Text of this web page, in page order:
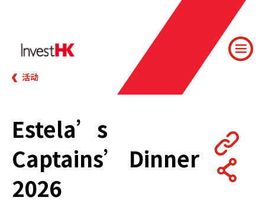
活动
Estela’s
Captains’ Dinner
2026